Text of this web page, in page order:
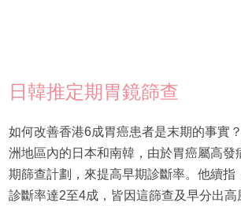
日韓推定期胃鏡篩查
如何改善香港6成胃癌患者是末期的事實
洲地區內的日本和南韓，由於胃癌屬高發
期篩查計劃，來提高早期診斷率。他續指
診斷率達2至4成，皆因這篩查及早分出高